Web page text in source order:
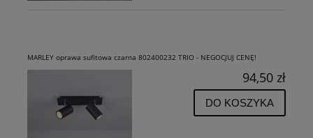
MARLEY oprawa sufitowa czarna 802400232 TRIO - NEGOCJUJ CENĘ!
94,50 zł
DO KOSZYKA